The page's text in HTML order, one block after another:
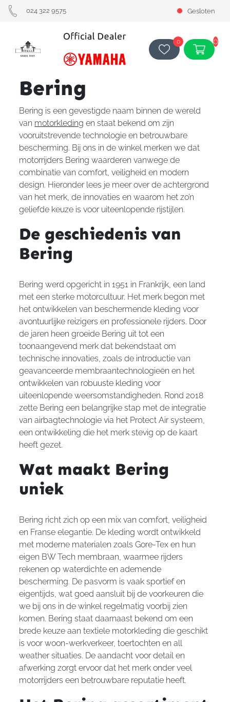
024 322 9575 Gesloten
0 0
Bering
Bering is een gevestigde naam binnen de wereld
van motorkleding en staat bekend om zijn
vooruitstrevende technologie en betrouwbare
bescherming. Bij ons in de winkel merken we dat
motorrijders Bering waarderen vanwege de
combinatie van comfort, veiligheid en modern
design. Hieronder lees je meer over de achtergrond
van het merk, de innovaties en waarom het zo’n
geliefde keuze is voor uiteenlopende rijstijlen.
De geschiedenis van
Bering
Bering werd opgericht in 1951 in Frankrijk, een land
met een sterke motorcultuur. Het merk begon met
het ontwikkelen van beschermende kleding voor
avontuurlijke reizigers en professionele rijders. Door
de jaren heen groeide Bering uit tot een
toonaangevend merk dat bekendstaat om
technische innovaties, zoals de introductie van
geavanceerde membraantechnologieën en het
ontwikkelen van robuuste kleding voor
uiteenlopende weersomstandigheden. Rond 2018
zette Bering een belangrijke stap met de integratie
van airbagtechnologie via het Protect Air systeem,
een ontwikkeling die het merk stevig op de kaart
heeft gezet.
Wat maakt Bering
uniek
Bering richt zich op een mix van comfort, veiligheid
en Franse elegantie. De kleding wordt ontwikkeld
met moderne materialen zoals Gore-Tex en hun
eigen BW Tech membraan, waarmee rijders
rekenen op waterdichte en ademende
bescherming. De pasvorm is vaak sportief en
eigentijds, wat goed aansluit bij de voorkeuren die
we bij ons in de winkel regelmatig voorbij zien
komen. Bering staat daarnaast bekend om een
brede keuze aan textiele motorkleding die geschikt
is voor woon-werkverkeer, toertochten en all
weather situaties. De aandacht voor detail en
afwerking zorgt ervoor dat het merk onder veel
motorrijders een betrouwbare reputatie heeft.